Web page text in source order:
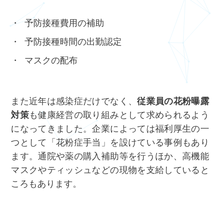
予防接種費用の補助
予防接種時間の出勤認定
マスクの配布
また近年は感染症だけでなく、従業員の花粉曝露
対策も健康経営の取り組みとして求められるよう
になってきました。企業によっては福利厚生の一
つとして「花粉症手当」を設けている事例もあり
ます。通院や薬の購入補助等を行うほか、高機能
マスクやティッシュなどの現物を支給していると
ころもあります。